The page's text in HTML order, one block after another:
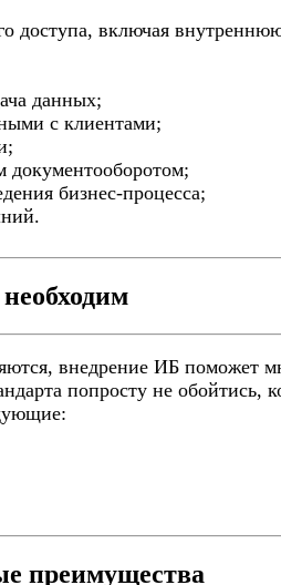
доступа, включая
данных;
с клиентами;
документооборотом;
бизнес-процесса;
внедрение ИБ поможет
попросту не
преимущества